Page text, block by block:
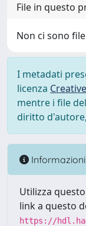
File in questo
Non ci sono
I metadati
licenza
mentre i file
diritto
Informazioni
Utilizza
link a questo
https://